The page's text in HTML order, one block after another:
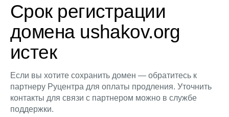
Срок регистрации
домена ushakov.org
истек
Если вы хотите сохранить домен — обратитесь к
партнеру Руцентра для оплаты продления. Уточнить
контакты для связи с партнером можно в службе
поддержки.